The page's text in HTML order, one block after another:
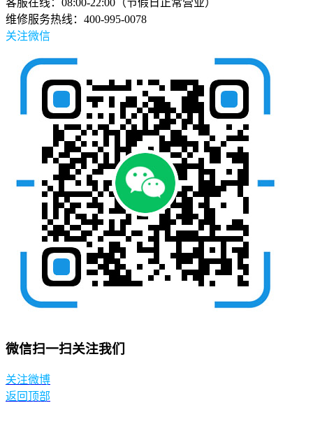
维修服务热线：400-995-0078
关注微信
微信扫一扫关注我们
关注微博
返回顶部